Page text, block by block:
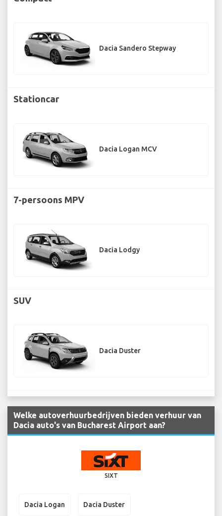
Dacia Sandero Stepway
Stationcar
Dacia Logan MCV
7-persoons MPV
Dacia Lodgy
SUV
Dacia Duster
Welke autoverhuurbedrijven bieden verhuur van
Dacia auto's van Bucharest Airport aan?
SIXT
Dacia Logan Dacia Duster